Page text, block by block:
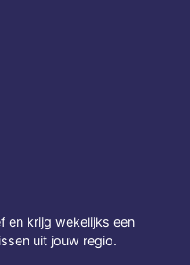
en krijg wekelijks een
uit jouw regio.